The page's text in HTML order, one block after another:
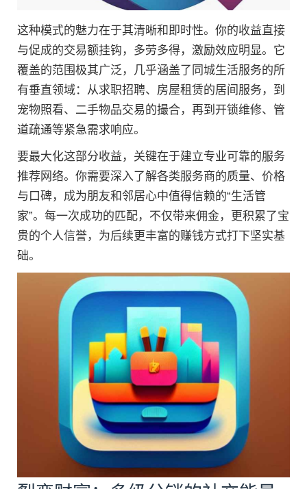
这种模式的魅力在于其清晰和即时性。你的收益直接
与促成的交易额挂钩，多劳多得，激励效应明显。它
覆盖的范围极其广泛，几乎涵盖了同城生活服务的所
有垂直领域：从求职招聘、房屋租赁的居间服务，到
宠物照看、二手物品交易的撮合，再到开锁维修、管
道疏通等紧急需求响应。
要最大化这部分收益，关键在于建立专业可靠的服务
推荐网络。你需要深入了解各类服务商的质量、价格
与口碑，成为朋友和邻居心中值得信赖的“生活管
家”。每一次成功的匹配，不仅带来佣金，更积累了宝
贵的个人信誉，为后续更丰富的赚钱方式打下坚实基
础。